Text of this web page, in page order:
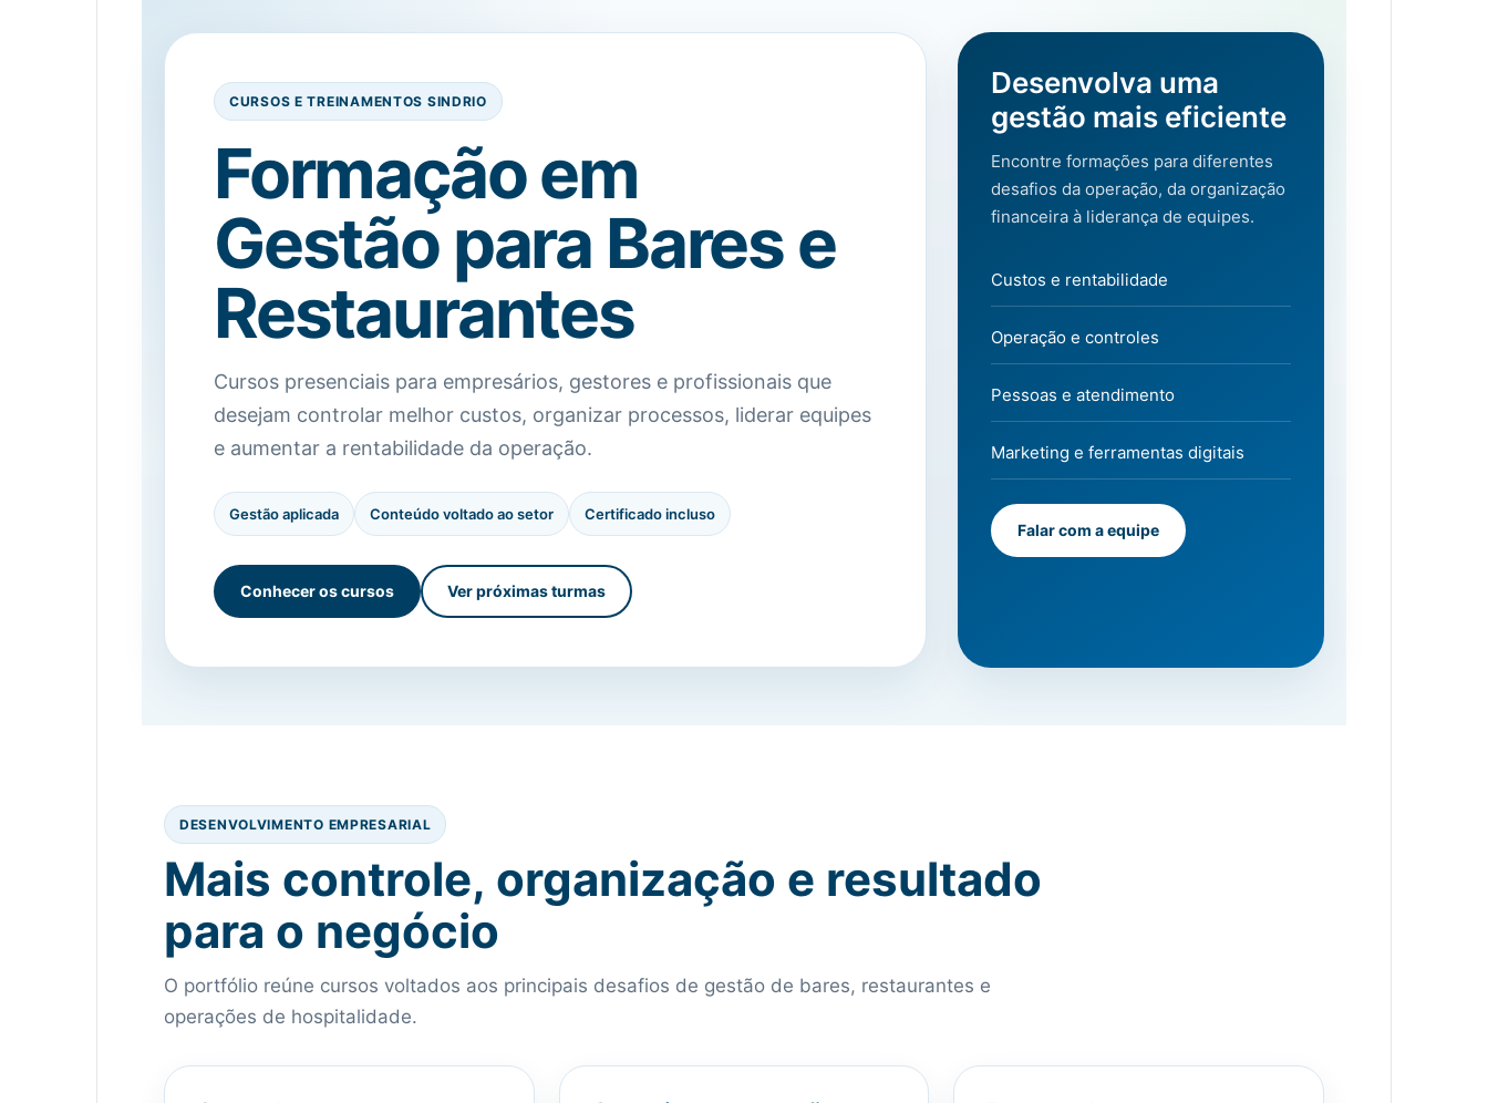
CURSOS E TREINAMENTOS SINDRIO
Formação em
Gestão para Bares e
Restaurantes
Cursos presenciais para empresários, gestores e profissionais que
desejam controlar melhor custos, organizar processos, liderar equipes
e aumentar a rentabilidade da operação.
Gestão aplicada Conteúdo voltado ao setor Certificado incluso
Conhecer os cursos Ver próximas turmas
Desenvolva uma
gestão mais eficiente
Encontre formações para diferentes
desafios da operação, da organização
financeira à liderança de equipes.
Custos e rentabilidade
Operação e controles
Pessoas e atendimento
Marketing e ferramentas digitais
Falar com a equipe
DESENVOLVIMENTO EMPRESARIAL
Mais controle, organização e resultado
para o negócio
O portfólio reúne cursos voltados aos principais desafios de gestão de bares, restaurantes e
operações de hospitalidade.